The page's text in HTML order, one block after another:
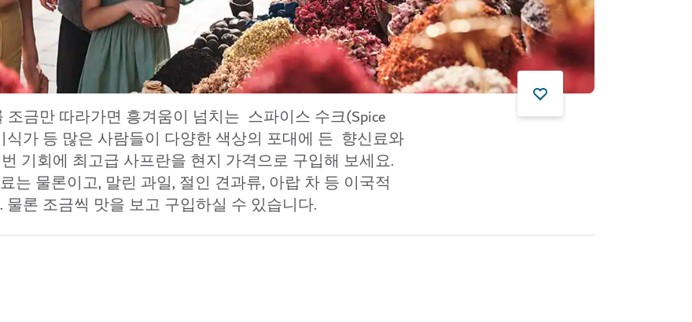
금만 따라가면 흥겨움이 넘치는 스파이스 수크(Spice
가 등 많은 사람들이 다양한 색상의 포대에 든 향신료와
기회에 최고급 사프란을 현지 가격으로 구입해 보세요.
는 물론이고, 말린 과일, 절인 견과류, 아랍 차 등 이국적
론 조금씩 맛을 보고 구입하실 수 있습니다.